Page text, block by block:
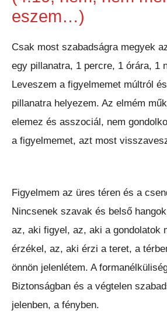
eszem…)
Csak most szabadságra megyek
egy pillanatra, 1 percre, 1 órára, 1
Leveszem a figyelmemet múltról
pillanatra helyezem. Az elmém
elemez és asszociál, nem
a figyelmemet, azt most
Figyelmem az üres téren és a
Nincsenek szavak és belső
az, aki figyel, az, aki a gondolatok
érzékel, az, aki érzi a teret, a
önnön jelenlétem. A
Biztonságban és a végtelen
jelenben, a fényben.